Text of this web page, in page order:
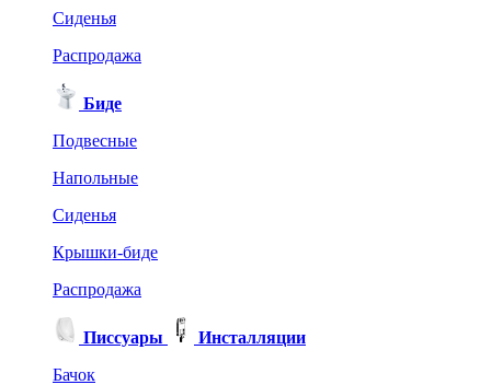
Сиденья
Распродажа
Биде
Подвесные
Напольные
Сиденья
Крышки-биде
Распродажа
Писсуары
Инсталляции
Бачок